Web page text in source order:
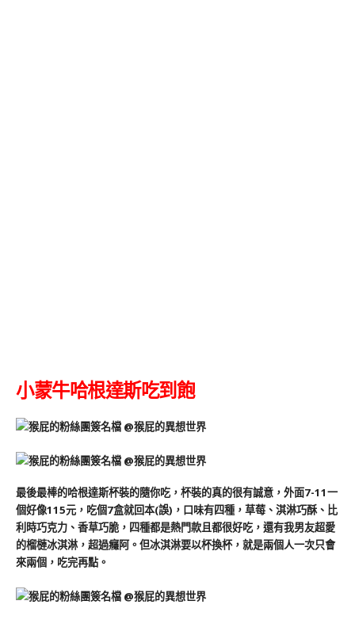
小蒙牛哈根達斯吃到飽
最後最棒的哈根達斯杯裝的隨你吃，杯裝的真的很有誠意，外面7-11一
個好像115元，吃個7盒就回本(誤)，口味有四種，草莓、淇淋巧酥、比
利時巧克力、香草巧脆，四種都是熱門款且都很好吃，還有我男友超愛
的榴槤冰淇淋，超過癮阿。但冰淇淋要以杯換杯，就是兩個人一次只會
來兩個，吃完再點。